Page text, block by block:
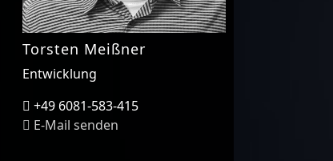
Torsten Meißner
Entwicklung
+49 6081-583-415
E-Mail senden